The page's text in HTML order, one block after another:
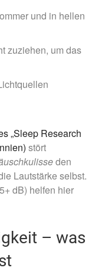
und in hellen
zuziehen, um das
„Sleep Research
stört
den
Lautstärke selbst.
dB) helfen hier
– was